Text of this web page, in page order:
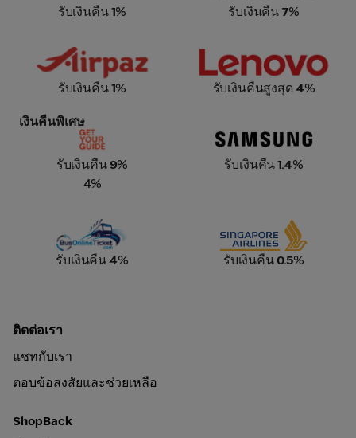
รับเงินคืน1% รับเงินคืน 7%
รับเงินคืน1%
Lenovo TH
รับเงินคืนสูงสุด 4%
Get Your Guide
เงินคืนพิเศษ
รับเงินคืน9%
4%
Education Store
รับเงินคืน1.4%
Bus Online Ticket
รับเงินคืน4%
Singapore Airlines
รับเงินคืน0.5%
ติดต่อเรา
แชทกับเรา
ตอบข้อสงสัยและช่วยเหลือ
ShopBack